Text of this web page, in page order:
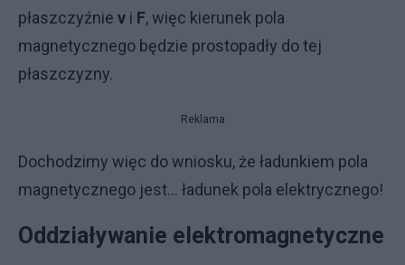
płaszczyźnie v i F, więc kierunek pola
magnetycznego będzie prostopadły do tej
płaszczyzny.
Reklama
Dochodzimy więc do wniosku, że ładunkiem pola
magnetycznego jest… ładunek pola elektrycznego!
Oddziaływanie elektromagnetyczne